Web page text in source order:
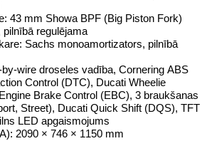
43 mm Showa BPF (Big Piston Fork)
regulējama
Sachs monoamortizators, pilnībā
wire droseles vadība, Cornering ABS
Control (DTC), Ducati Wheelie
Brake Control (EBC), 3 braukšanas
Street), Ducati Quick Shift (DQS), TFT
LED apgaismojums
2090 × 746 × 1150 mm